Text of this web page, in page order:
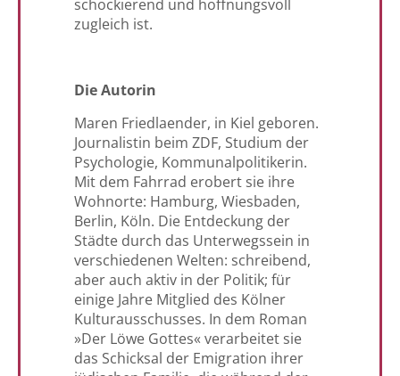
schockierend und hoffnungsvoll
zugleich ist.
Die Autorin
Maren Friedlaender, in Kiel geboren.
Journalistin beim ZDF, Studium der
Psychologie, Kommunalpolitikerin.
Mit dem Fahrrad erobert sie ihre
Wohnorte: Hamburg, Wiesbaden,
Berlin, Köln. Die Entdeckung der
Städte durch das Unterwegssein in
verschiedenen Welten: schreibend,
aber auch aktiv in der Politik; für
einige Jahre Mitglied des Kölner
Kulturausschusses. In dem Roman
»Der Löwe Gottes« verarbeitet sie
das Schicksal der Emigration ihrer